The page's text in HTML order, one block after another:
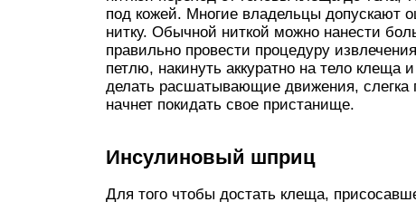
под кожей. Многие владельцы допускают
нитку. Обычной ниткой можно нанести
правильно провести процедуру
петлю, накинуть аккуратно на тело клеща
делать расшатывающие движения, слегка
начнет покидать свое пристанище.
Инсулиновый шприц
Для того чтобы достать клеща,